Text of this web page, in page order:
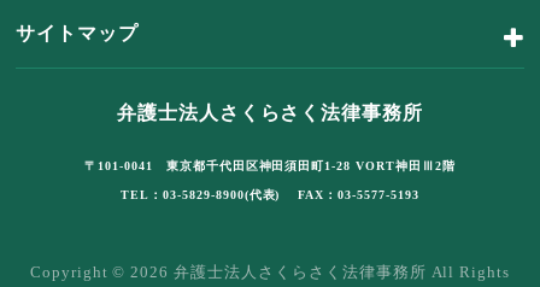
サイトマップ
弁護士法人さくらさく法律事務所
〒101-0041 東京都千代田区神田須田町1-28 VORT神田Ⅲ2階
TEL：03-5829-8900(代表) FAX：03-5577-5193
Copyright © 2026 弁護士法人さくらさく法律事務所 All Rights